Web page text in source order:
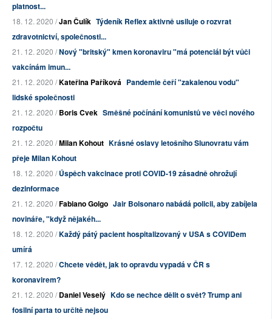
platnost...
18. 12. 2020 /Jan Čulík Týdeník Reflex aktivně usiluje o rozvrat
zdravotnictví, společnosti...
21. 12. 2020 /Nový "britský" kmen koronaviru "má potenciál být vůči
vakcínám imun...
21. 12. 2020 /Kateřina Paříková Pandemie čeří "zakalenou vodu"
lidské společnosti
21. 12. 2020 /Boris Cvek Směšné počínání komunistů ve věci nového
rozpočtu
21. 12. 2020 /Milan Kohout Krásné oslavy letošního Slunovratu vám
přeje Milan Kohout
18. 12. 2020 /Úspěch vakcinace proti COVID-19 zásadně ohrožují
dezinformace
21. 12. 2020 /Fabiano Golgo Jair Bolsonaro nabádá policii, aby zabíjela
novináře, "když nějakéh...
18. 12. 2020 /Každý pátý pacient hospitalizovaný v USA s COVIDem
umírá
17. 12. 2020 /Chcete vědět, jak to opravdu vypadá v ČR s
koronavirem?
21. 12. 2020 /Daniel Veselý Kdo se nechce dělit o svět? Trump ani
fosilní parta to určitě nejsou